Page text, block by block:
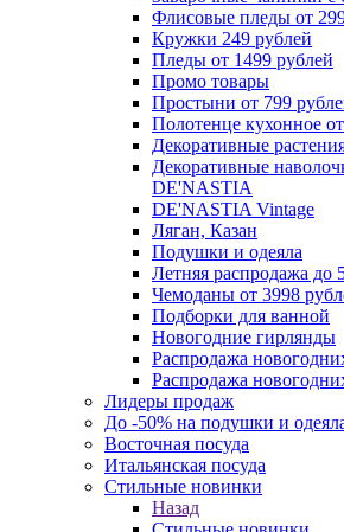
Флисовые пледы от
Кружки 249 рублей
Пледы от 1499 рублей
Промо товары
Простыни от 799
Полотенце кухонное
Декоративные
Декоративные
DE'NASTIA
DE'NASTIA Vintage
Ляган, Казан
Подушки и одеяла
Летняя распродажа до
Чемоданы от 3998
Подборки для ванной
Новогодние гирлянды
Распродажа
Распродажа
Лидеры продаж
До -50% на подушки и
Восточная посуда
Итальянская посуда
Стильные новинки
Назад